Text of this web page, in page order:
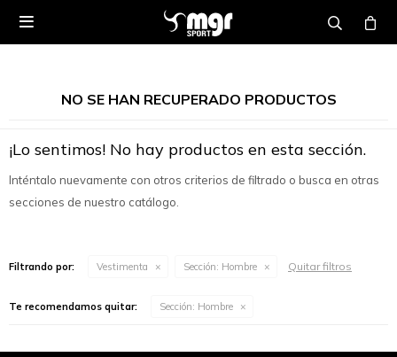

NO SE HAN RECUPERADO PRODUCTOS
¡Lo sentimos! No hay productos en esta sección.
Inténtalo nuevamente con otros criterios de filtrado o busca en otras
secciones de nuestro catálogo.
Filtrando por: Vestimenta Sección: Hombre Quitar filtros
Te recomendamos quitar: Sección: Hombre